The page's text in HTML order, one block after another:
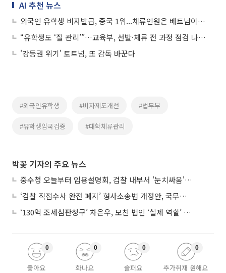
AI 추천 뉴스
외국인 유학생 비자발급, 중국 1위...체류인원은 베트남이 최다
“유학생도 ‘질 관리’”…교육부, 선발·체류 전 과정 점검 나선다
'강등권 위기' 토트넘, 또 감독 바꾼다
#외국인유학생 #비자제도개선 #법무부
#유학생입국검증 #대학체류관리
박꽃 기자의 주요 뉴스
중수청 오늘부터 임용설명회, 검찰 내부서 '눈치싸움' 기류변화도
‘검찰 직접수사 완전 폐지’ 형사소송법 개정안, 국무회의 통과
‘130억 조세심판청구’ 차은우, 모친 법인 ‘실제 역할’ 다툴 듯
좋아요
0
화나요
0
슬퍼요
0
추가취재 원해요
0